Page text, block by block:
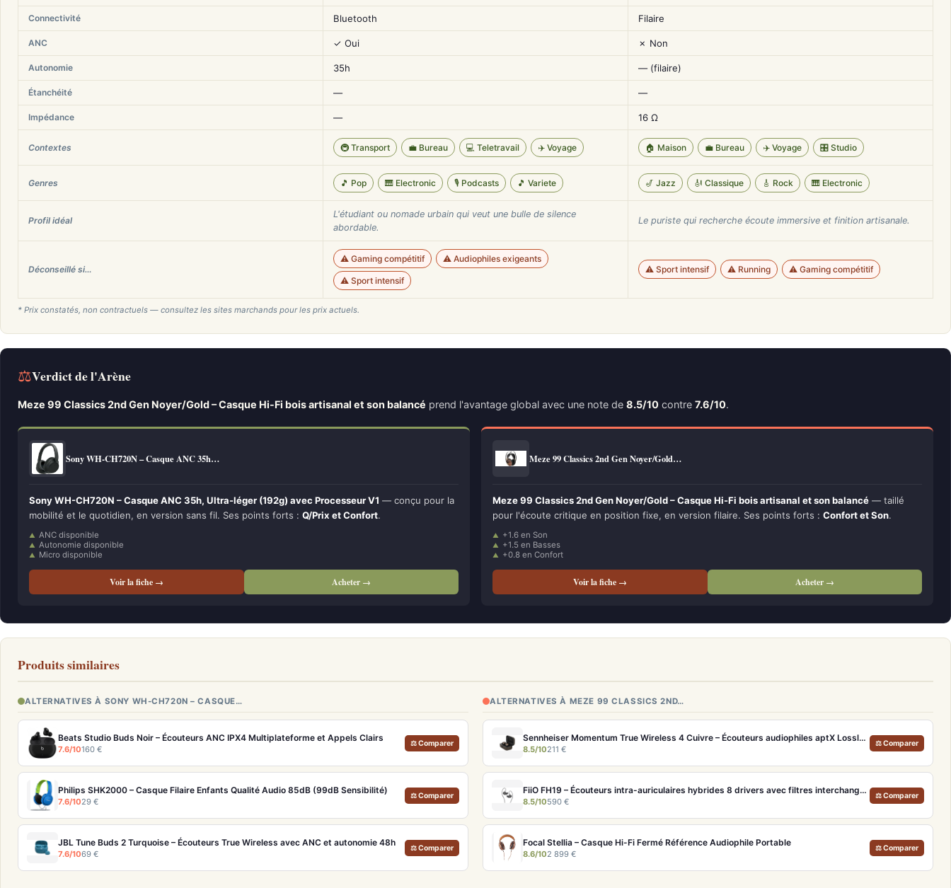
Connectivité Bluetooth Filaire
ANC ✓ Oui ✗ Non
Autonomie 35h — (filaire)
Étanchéité — —
Impédance — 16 Ω
Contextes 🚇 Transport 💼 Bureau 💻 Teletravail ✈️ Voyage 🏠 Maison 💼 Bureau ✈️ Voyage 🎛️ Studio
Genres 🎵 Pop 🎹 Electronic 🎙️ Podcasts 🎵 Variete 🎷 Jazz 🎻 Classique 🎸 Rock 🎹 Electronic
Profil idéal
L'étudiant ou nomade urbain qui veut une bulle de silence
abordable.
Le puriste qui recherche écoute immersive et finition artisanale.
Déconseillé si…
⚠️ Gaming compétitif ⚠️ Audiophiles exigeants
⚠️ Sport intensif
⚠️ Sport intensif ⚠️ Running ⚠️ Gaming compétitif
* Prix constatés, non contractuels — consultez les sites marchands pour les prix actuels.
⚖Verdict de l'Arène
Meze 99 Classics 2nd Gen Noyer/Gold – Casque Hi-Fi bois artisanal et son balancé prend l'avantage global avec une note de 8.5/10 contre 7.6/10.
Sony WH-CH720N – Casque ANC 35h…
Sony WH-CH720N – Casque ANC 35h, Ultra-léger (192g) avec Processeur V1 — conçu pour la
mobilité et le quotidien, en version sans fil. Ses points forts : Q/Prix et Confort.
ANC disponible
Autonomie disponible
Micro disponible
Voir la fiche → Acheter →
Meze 99 Classics 2nd Gen Noyer/Gold…
Meze 99 Classics 2nd Gen Noyer/Gold – Casque Hi-Fi bois artisanal et son balancé — taillé
pour l'écoute critique en position fixe, en version filaire. Ses points forts : Confort et Son.
+1.6 en Son
+1.5 en Basses
+0.8 en Confort
Voir la fiche → Acheter →
Produits similaires
ALTERNATIVES À SONY WH-CH720N – CASQUE…
Beats Studio Buds Noir – Écouteurs ANC IPX4 Multiplateforme et Appels Clairs
7.6/10160 €
⚖ Comparer
Philips SHK2000 – Casque Filaire Enfants Qualité Audio 85dB (99dB Sensibilité)
7.6/1029 €
⚖ Comparer
JBL Tune Buds 2 Turquoise – Écouteurs True Wireless avec ANC et autonomie 48h
7.6/1069 €
⚖ Comparer
ALTERNATIVES À MEZE 99 CLASSICS 2ND…
Sennheiser Momentum True Wireless 4 Cuivre – Écouteurs audiophiles aptX Lossless et ANC adaptatif
8.5/10211 €
⚖ Comparer
FiiO FH19 – Écouteurs intra-auriculaires hybrides 8 drivers avec filtres interchangeables
8.5/10590 €
⚖ Comparer
Focal Stellia – Casque Hi-Fi Fermé Référence Audiophile Portable
8.6/102 899 €
⚖ Comparer